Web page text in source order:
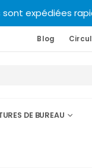
expédiées
Blog
DE BUREAU